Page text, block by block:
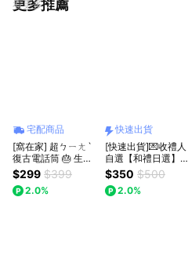
更多推薦
看更多
宅配商品
[窩在家] 超ㄅㄧㄤˋ
復古電話筒 🎂 生日
禮物｜搞笑｜交換禮
物｜辦公室｜療癒｜
實用｜同事｜上班族
$299 $399
2.0%
快速出貨
[快速出貨]💌收禮人
自選【和禮日選】日
本蒸氣熱敷眼罩 全
系列｜生日・電腦族
救星・午睡神器
$350 $500
2.0%